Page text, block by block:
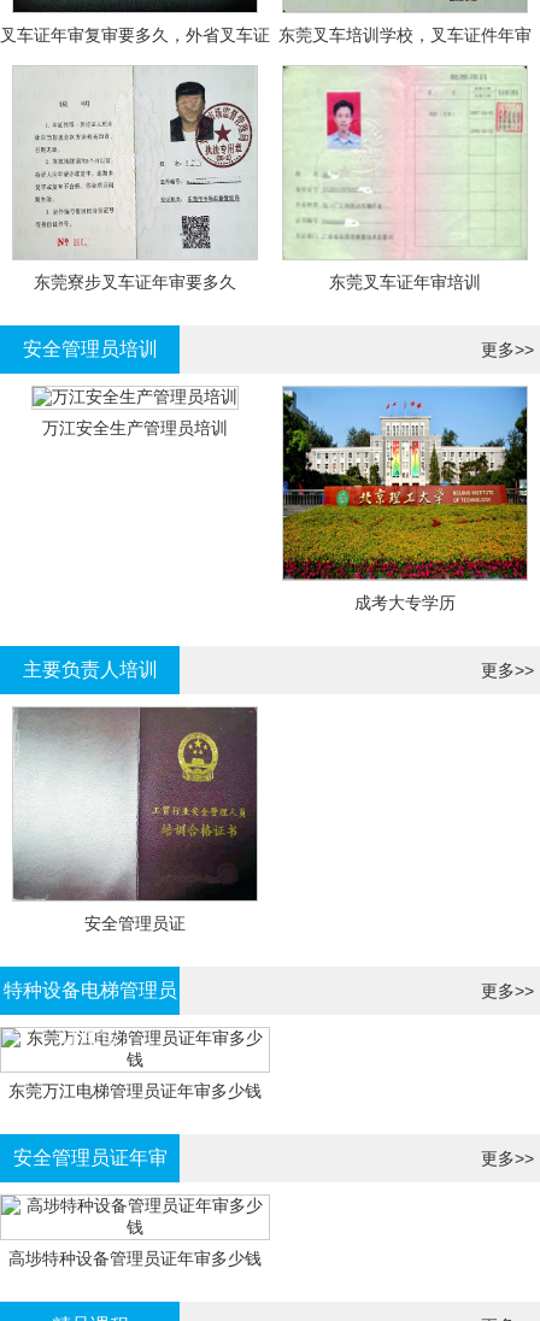
叉车证年审复审要多久，外省叉车证
年审换证
东莞叉车培训学校，叉车证件年审
东莞寮步叉车证年审要多久 东莞叉车证年审培训
安全管理员培训 更多>>
万江安全生产管理员培训
成考大专学历
主要负责人培训 更多>>
安全管理员证
特种设备电梯管理员
证年审
更多>>
东莞万江电梯管理员证年审多少钱
安全管理员证年审 更多>>
高埗特种设备管理员证年审多少钱